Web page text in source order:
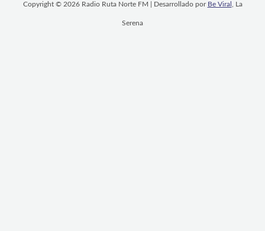
Copyright © 2026 Radio Ruta Norte FM | Desarrollado por Be Viral , La
Serena